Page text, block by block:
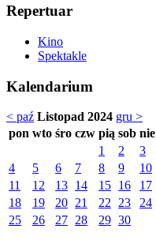
Repertuar
Kino
Spektakle
Kalendarium
< paź Listopad 2024 gru >
pon wto śro czw pią sob nie
1
2
3
4
5 6 7 8 9
10
11
12 13 14 15 16
17
18
19 20 21 22 23
24
25
26 27 28 29 30